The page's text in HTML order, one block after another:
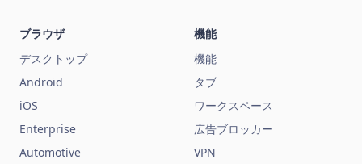
ブラウザ
デスクトップ
Android
iOS
Enterprise
Automotive
機能
機能
タブ
ワークスペース
広告ブロッカー
VPN